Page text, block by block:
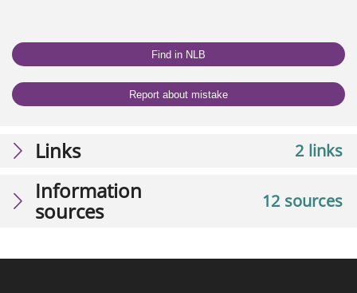
Find in NLB
Report about mistake
2 links
Links
12 sources
Information
sources